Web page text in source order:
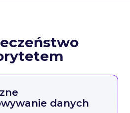
danych